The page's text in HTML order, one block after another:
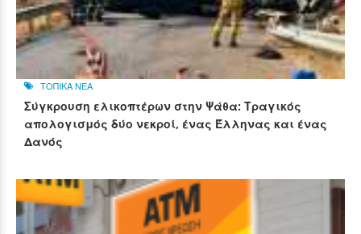
ΤΟΠΙΚΑ ΝΕΑ
Σύγκρουση ελικοπτέρων στην Ψάθα: Τραγικός
απολογισμός δύο νεκροί, ένας Έλληνας και ένας
Δανός